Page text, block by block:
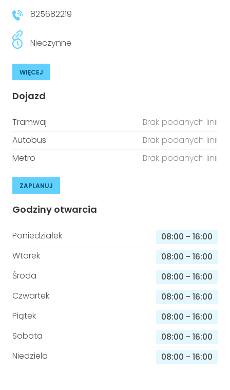
825682219
Nieczynne
WIĘCEJ
Dojazd
Tramwaj
Brak podanych linii
Autobus
Brak podanych linii
Metro
Brak podanych linii
ZAPLANUJ
Godziny otwarcia
Poniedziałek 08:00 - 16:00
Wtorek
08:00 - 16:00
Środa
08:00 - 16:00
Czwartek
08:00 - 16:00
Piątek
08:00 - 16:00
Sobota
08:00 - 16:00
Niedziela
08:00 - 16:00